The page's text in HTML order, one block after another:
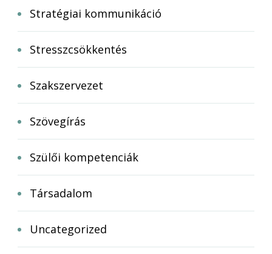
Stratégiai kommunikáció
Stresszcsökkentés
Szakszervezet
Szövegírás
Szülői kompetenciák
Társadalom
Uncategorized